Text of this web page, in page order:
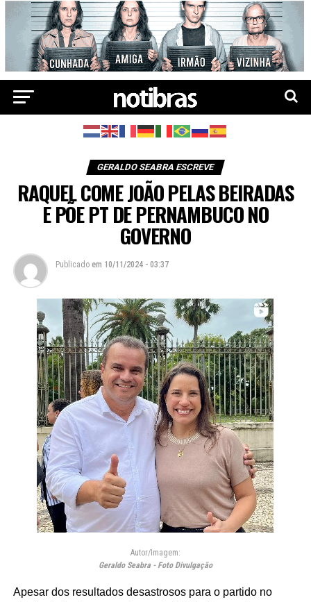
GERALDO SEABRA ESCREVE
RAQUEL COME JOÃO PELAS BEIRADAS
E PÕE PT DE PERNAMBUCO NO
GOVERNO
Publicado em 10/11/2024 - 03:37
Autor/Imagem:
Geraldo Seabra - Foto Divulgação
Apesar dos resultados desastrosos para o partido no